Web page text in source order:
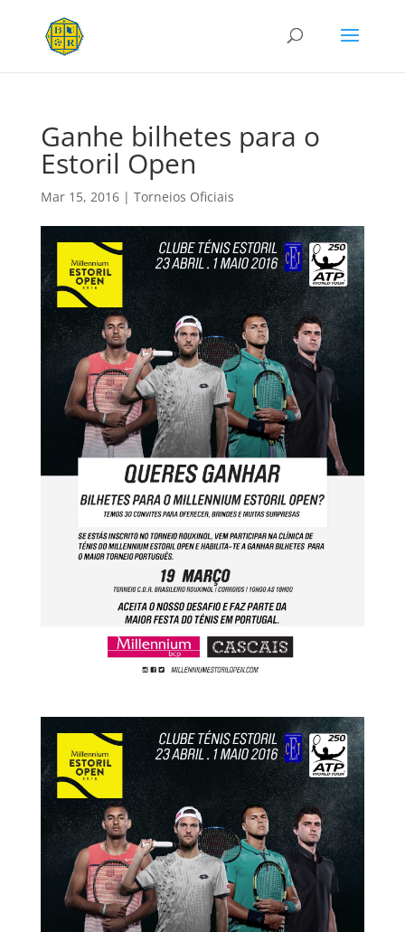
Ganhe bilhetes para o
Estoril Open
Mar 15, 2016| Torneios Oficiais